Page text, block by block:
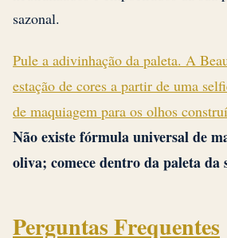
sazonal.
Pule a adivinhação da paleta. A
estação de cores a partir de uma
de maquiagem para os olhos
Não existe fórmula universal de
oliva; comece dentro da paleta da
Perguntas Frequentes